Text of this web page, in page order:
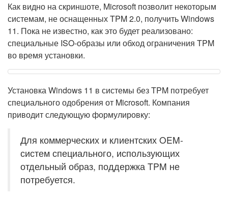
Как видно на скриншоте, Microsoft позволит некоторым
системам, не оснащенных TPM 2.0, получить Windows
11. Пока не известно, как это будет реализовано:
специальные ISO-образы или обход ограничения TPM
во время установки.
Установка Windows 11 в системы без TPM потребует
специального одобрения от Microsoft. Компания
приводит следующую формулировку:
Для коммерческих и клиентских OEM-
систем специального, использующих
отдельный образ, поддержка TPM не
потребуется.